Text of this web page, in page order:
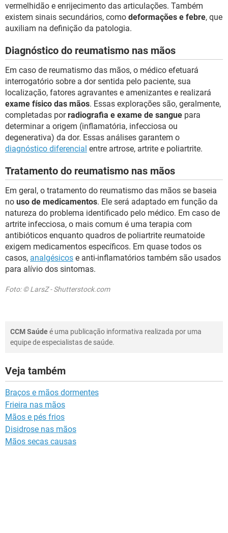
vermelhidão e enrijecimento das articulações. Também
existem sinais secundários, como deformações e febre, que
auxiliam na definição da patologia.
Diagnóstico do reumatismo nas mãos
Em caso de reumatismo das mãos, o médico efetuará
interrogatório sobre a dor sentida pelo paciente, sua
localização, fatores agravantes e amenizantes e realizará
exame físico das mãos. Essas explorações são, geralmente,
completadas porradiografia e exame de sangue para
determinar a origem (inflamatória, infecciosa ou
degenerativa) da dor. Essas análises garantem o
diagnóstico diferencial entre artrose, artrite e poliartrite.
Tratamento do reumatismo nas mãos
Em geral, o tratamento do reumatismo das mãos se baseia
no uso de medicamentos. Ele será adaptado em função da
natureza do problema identificado pelo médico. Em caso de
artrite infecciosa, o mais comum é uma terapia com
antibióticos enquanto quadros de poliartrite reumatoide
exigem medicamentos específicos. Em quase todos os
casos, analgésicos e anti-inflamatórios também são usados
para alívio dos sintomas.
Foto: © LarsZ - Shutterstock.com
CCM Saúdeé uma publicação informativa realizada por uma
equipe de especialistas de saúde.
Veja também
Braços e mãos dormentes
Frieira nas mãos
Mãos e pés frios
Disidrose nas mãos
Mãos secas causas